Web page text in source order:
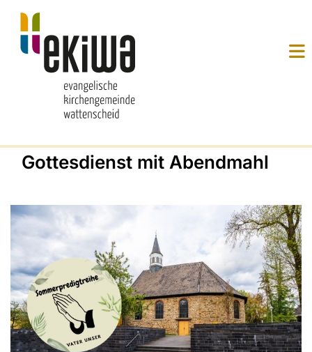
Gottesdienst mit Abendmahl